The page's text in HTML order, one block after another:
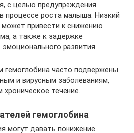
с целью предупреждения
процессе роста малыша. Низкий
может привести к снижению
а также к задержке
развития.
гемоглобина часто подвержены
и вирусным заболеваниям,
течение.
гемоглобина
могут давать понижение